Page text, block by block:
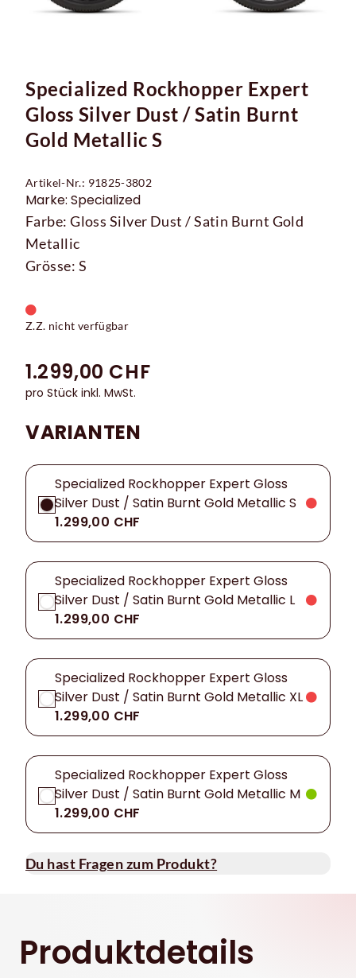
Specialized Rockhopper Expert
Gloss Silver Dust / Satin Burnt
Gold Metallic S
Artikel-Nr.: 91825-3802
Marke: Specialized
Farbe: Gloss Silver Dust / Satin Burnt Gold
Metallic
Grösse: S
Z.Z. nicht verfügbar
1.299,00 CHF
pro Stück inkl. MwSt.
VARIANTEN
Specialized Rockhopper Expert Gloss
Silver Dust / Satin Burnt Gold Metallic S
1.299,00 CHF
Specialized Rockhopper Expert Gloss
Silver Dust / Satin Burnt Gold Metallic L
1.299,00 CHF
Specialized Rockhopper Expert Gloss
Silver Dust / Satin Burnt Gold Metallic XL
1.299,00 CHF
Specialized Rockhopper Expert Gloss
Silver Dust / Satin Burnt Gold Metallic M
1.299,00 CHF
Du hast Fragen zum Produkt?
Produktdetails